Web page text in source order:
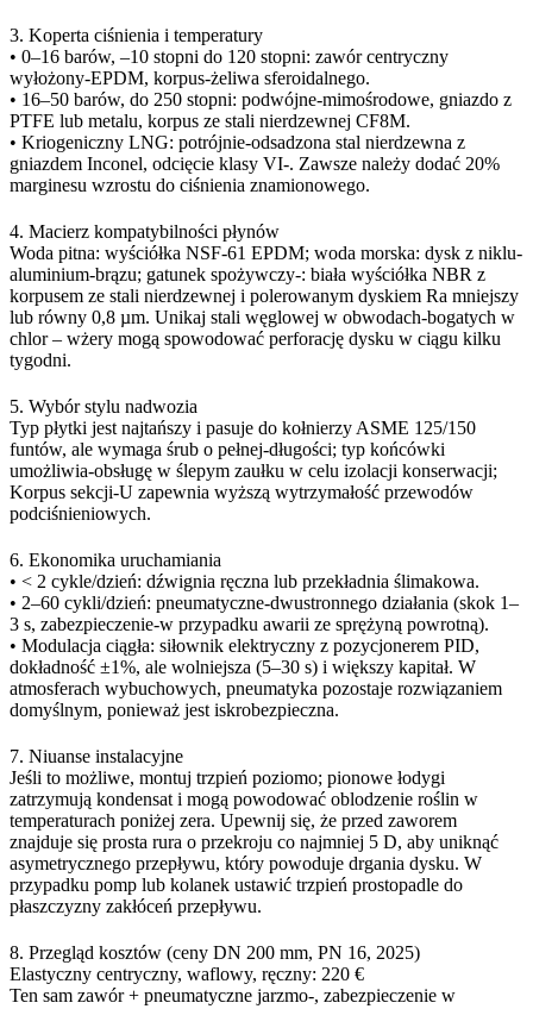
3. Koperta ciśnienia i temperatury
• 0–16 barów, –10 stopni do 120 stopni: zawór centryczny
wyłożony-EPDM, korpus-żeliwa sferoidalnego.
• 16–50 barów, do 250 stopni: podwójne-mimośrodowe, gniazdo z
PTFE lub metalu, korpus ze stali nierdzewnej CF8M.
• Kriogeniczny LNG: potrójnie-odsadzona stal nierdzewna z
gniazdem Inconel, odcięcie klasy VI-. Zawsze należy dodać 20%
marginesu wzrostu do ciśnienia znamionowego.
4. Macierz kompatybilności płynów
Woda pitna: wyściółka NSF-61 EPDM; woda morska: dysk z niklu-
aluminium-brązu; gatunek spożywczy-: biała wyściółka NBR z
korpusem ze stali nierdzewnej i polerowanym dyskiem Ra mniejszy
lub równy 0,8 µm. Unikaj stali węglowej w obwodach-bogatych w
chlor – wżery mogą spowodować perforację dysku w ciągu kilku
tygodni.
5. Wybór stylu nadwozia
Typ płytki jest najtańszy i pasuje do kołnierzy ASME 125/150
funtów, ale wymaga śrub o pełnej-długości; typ końcówki
umożliwia-obsługę w ślepym zaułku w celu izolacji konserwacji;
Korpus sekcji-U zapewnia wyższą wytrzymałość przewodów
podciśnieniowych.
6. Ekonomika uruchamiania
• < 2 cykle/dzień: dźwignia ręczna lub przekładnia ślimakowa.
• 2–60 cykli/dzień: pneumatyczne-dwustronnego działania (skok 1–
3 s, zabezpieczenie-w przypadku awarii ze sprężyną powrotną).
• Modulacja ciągła: siłownik elektryczny z pozycjonerem PID,
dokładność ±1%, ale wolniejsza (5–30 s) i większy kapitał. W
atmosferach wybuchowych, pneumatyka pozostaje rozwiązaniem
domyślnym, ponieważ jest iskrobezpieczna.
7. Niuanse instalacyjne
Jeśli to możliwe, montuj trzpień poziomo; pionowe łodygi
zatrzymują kondensat i mogą powodować oblodzenie roślin w
temperaturach poniżej zera. Upewnij się, że przed zaworem
znajduje się prosta rura o przekroju co najmniej 5 D, aby uniknąć
asymetrycznego przepływu, który powoduje drgania dysku. W
przypadku pomp lub kolanek ustawić trzpień prostopadle do
płaszczyzny zakłóceń przepływu.
8. Przegląd kosztów (ceny DN 200 mm, PN 16, 2025)
Elastyczny centryczny, waflowy, ręczny: 220 €
Ten sam zawór + pneumatyczne jarzmo-, zabezpieczenie w